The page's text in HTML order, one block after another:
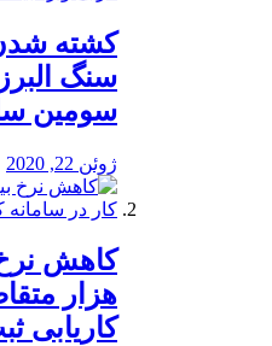
سنگ
سومین
ژوئن 22, 2020
هزار
کاریابی